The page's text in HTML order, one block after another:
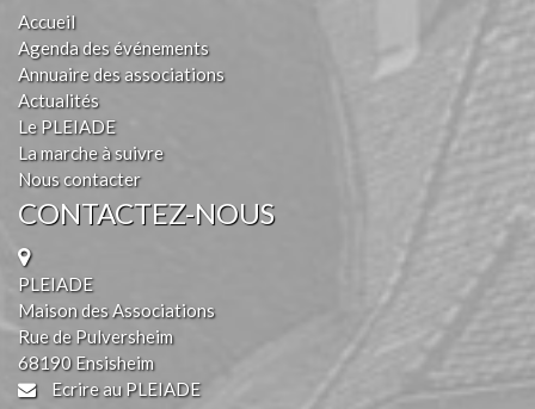
Accueil
Agenda des événements
Annuaire des associations
Actualités
Le PLEIADE
La marche à suivre
Nous contacter
CONTACTEZ-NOUS
PLEIADE
Maison des Associations
Rue de Pulversheim
68190 Ensisheim
Ecrire au PLEIADE